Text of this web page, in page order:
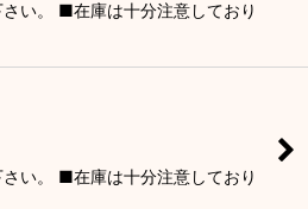
い。 ■在庫は十分注意しており
い。 ■在庫は十分注意しており